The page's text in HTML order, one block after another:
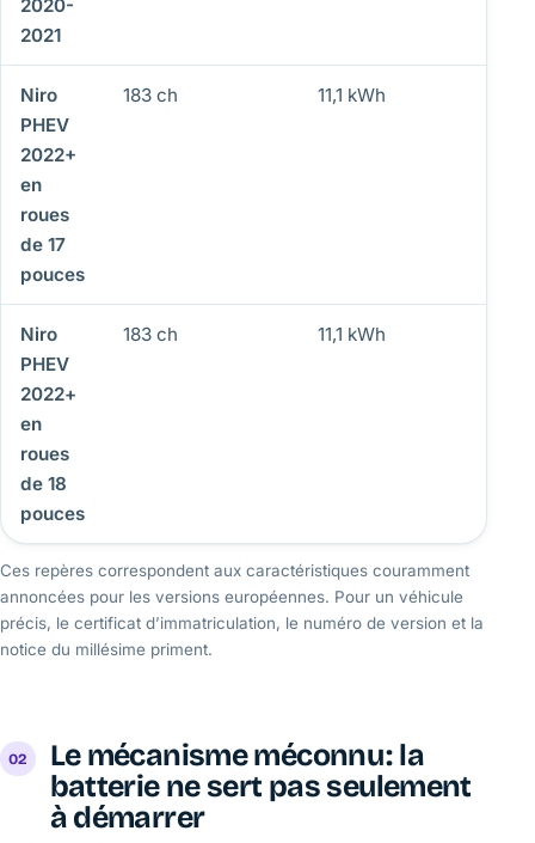
2020-
2021
Niro
PHEV
2022+
en
roues
de 17
pouces
183 ch 11,1 kWh
Niro
PHEV
2022+
en
roues
de 18
pouces
183 ch 11,1 kWh
Ces repères correspondent aux caractéristiques couramment
annoncées pour les versions européennes. Pour un véhicule
précis, le certificat d’immatriculation, le numéro de version et la
notice du millésime priment.
Le mécanisme méconnu : la
batterie ne sert pas seulement
à démarrer